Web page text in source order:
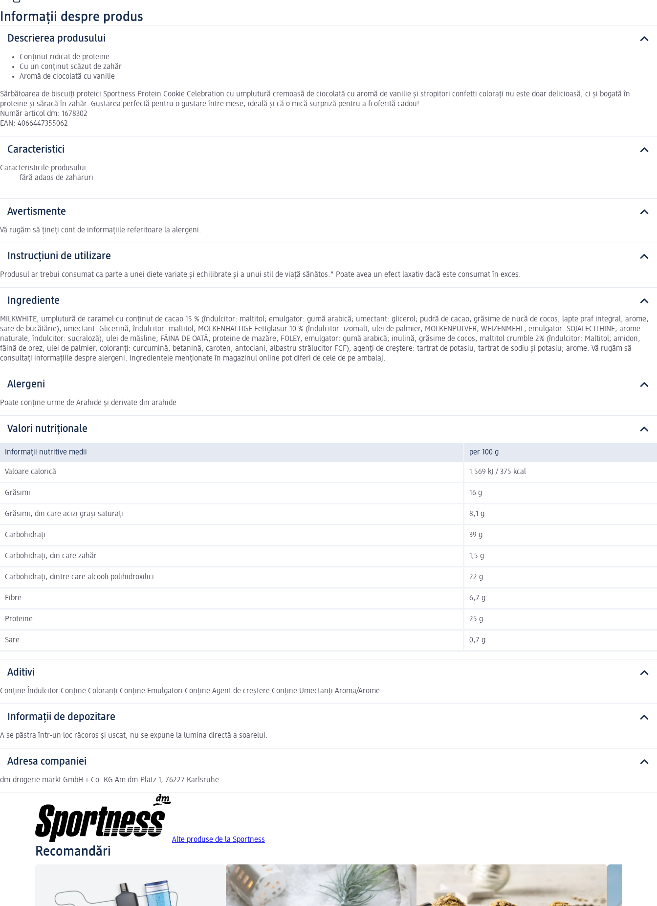
Informații despre produs
Descrierea produsului
Conținut ridicat de proteine
Cu un conținut scăzut de zahăr
Aromă de ciocolată cu vanilie
Sărbătoarea de biscuiți proteici Sportness Protein Cookie Celebration cu umplutură cremoasă de ciocolată cu aromă de vanilie și stropitori confetti colorați nu este doar delicioasă, ci și bogată în
proteine și săracă în zahăr. Gustarea perfectă pentru o gustare între mese, ideală și că o mică surpriză pentru a fi oferită cadou!
Număr articol dm: 1678302
EAN: 4066447355062
Caracteristici
Caracteristicile produsului:
fără adaos de zaharuri
Avertismente
Vă rugăm să țineți cont de informațiile referitoare la alergeni.
Instrucțiuni de utilizare
Produsul ar trebui consumat ca parte a unei diete variate și echilibrate și a unui stil de viață sănătos." Poate avea un efect laxativ dacă este consumat în exces.
Ingrediente
MILKWHITE, umplutură de caramel cu conținut de cacao 15 % (îndulcitor: maltitol; emulgator: gumă arabică; umectant: glicerol; pudră de cacao, grăsime de nucă de cocos, lapte praf integral, arome,
sare de bucătărie), umectant: Glicerină; îndulcitor: maltitol; MOLKENHALTIGE Fettglasur 10 % (îndulcitor: izomalt; ulei de palmier, MOLKENPULVER, WEIZENMEHL, emulgator: SOJALECITHINE; arome
naturale, îndulcitor: sucraloză), ulei de măsline, FĂINA DE OATĂ, proteine de mazăre, FOLEY, emulgator: gumă arabică; inulină, grăsime de cocos, maltitol crumble 2% (îndulcitor: Maltitol; amidon,
făină de orez, ulei de palmier, coloranți: curcumină, betanină, caroten, antociani, albastru strălucitor FCF), agenți de creștere: tartrat de potasiu, tartrat de sodiu și potasiu; arome. Vă rugăm să
consultați informațiile despre alergeni. Ingredientele menționate în magazinul online pot diferi de cele de pe ambalaj.
Alergeni
Poate conține urme de Arahide și derivate din arahide
Valori nutriționale
Informații nutritive medii per 100 g
Valoare calorică 1.569 kJ / 375 kcal
Grăsimi 16 g
Grăsimi, din care acizi grași saturați 8,1 g
Carbohidrați 39 g
Carbohidrați, din care zahăr 1,5 g
Carbohidrați, dintre care alcooli polihidroxilici 22 g
Fibre 6,7 g
Proteine 25 g
Sare 0,7 g
Aditivi
Conține Îndulcitor Conține Coloranți Conține Emulgatori Conține Agent de creștere Conține Umectanți Aroma/Arome
Informații de depozitare
A se păstra într-un loc răcoros și uscat, nu se expune la lumina directă a soarelui.
Adresa companiei
dm-drogerie markt GmbH + Co. KG Am dm-Platz 1, 76227 Karlsruhe
Alte produse de la Sportness
Recomandări